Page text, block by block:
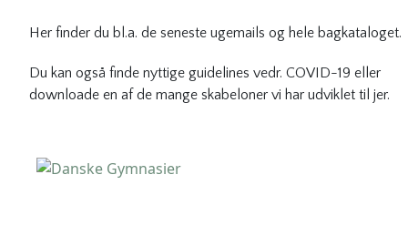
Her finder du bl.a. de seneste ugemails og hele bagkataloget.
Du kan også finde nyttige guidelines vedr. COVID-19 eller
downloade en af de mange skabeloner vi har udviklet til jer.